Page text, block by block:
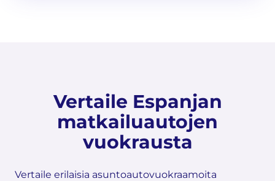
Vertaile Espanjan
matkailuautojen
vuokrausta
Vertaile erilaisia asuntoautovuokraamoita